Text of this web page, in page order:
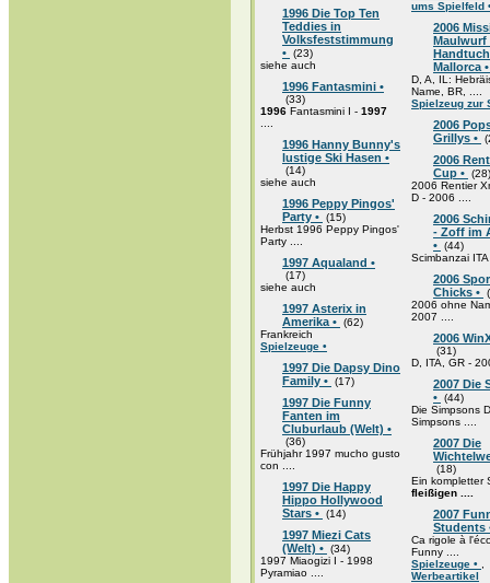
1996 Die Top Ten
Teddies in
Volksfeststimmung
• (23)
siehe auch
1996 Fantasmini •
(33)
1996 Fantasmini I - 1997
1996 Hanny Bunny's
lustige Ski Hasen •
(14)
siehe auch
1996 Peppy Pingos'
Party • (15)
Herbst 1996 Peppy Pingos'
Party ....
1997 Aqualand •
(17)
siehe auch
1997 Asterix in
Amerika • (62)
Frankreich
Spielzeuge •
1997 Die Dapsy Dino
Family • (17)
1997 Die Funny
Fanten im
Cluburlaub (Welt) •
(36)
Frühjahr 1997 mucho gusto
con ....
1997 Die Happy
Hippo Hollywood
Stars • (14)
1997 Miezi Cats
(Welt) • (34)
1997 Miaogizi I - 1998
Pyramiao ....
ums Spielfeld
2006
Maulwurf
Mallorca
D, A, IL:
Name, BR, ....
Spielzeug zur
2006
Grillys •
2006
Cup • (28)
2006 Rentier
D - 2006 ....
2006
- Zoff im
• (44)
Scimbanzai ITA
2006
Chicks •
2006 ohne
2007 ....
2006
(31)
D, ITA, GR -
2007 Die
• (44)
Die Simpsons
Simpsons ....
2007 Die
(18)
Ein kompletter
fleißigen ....
2007
Students
Ca rigole à
Funny ....
Spielzeuge •
Werbeartikel